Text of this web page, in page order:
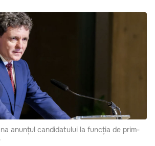
anunțul candidatului la funcția de prim-